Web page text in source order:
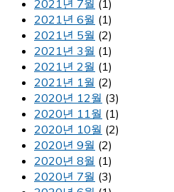
2021년 7월 (1)
2021년 6월 (1)
2021년 5월 (2)
2021년 3월 (1)
2021년 2월 (1)
2021년 1월 (2)
2020년 12월 (3)
2020년 11월 (1)
2020년 10월 (2)
2020년 9월 (2)
2020년 8월 (1)
2020년 7월 (3)